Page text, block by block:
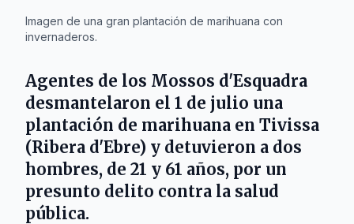
Imagen de una gran plantación de marihuana con
invernaderos.
Agentes de los Mossos d'Esquadra
desmantelaron el 1 de julio una
plantación de marihuana en Tivissa
(Ribera d'Ebre) y detuvieron a dos
hombres, de 21 y 61 años, por un
presunto delito contra la salud
pública.